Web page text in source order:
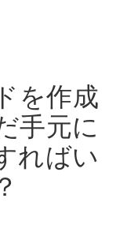
を作成
手元に
ればい